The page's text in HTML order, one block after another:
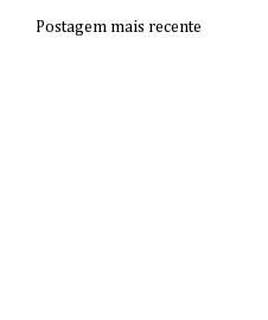
Postagem mais recente